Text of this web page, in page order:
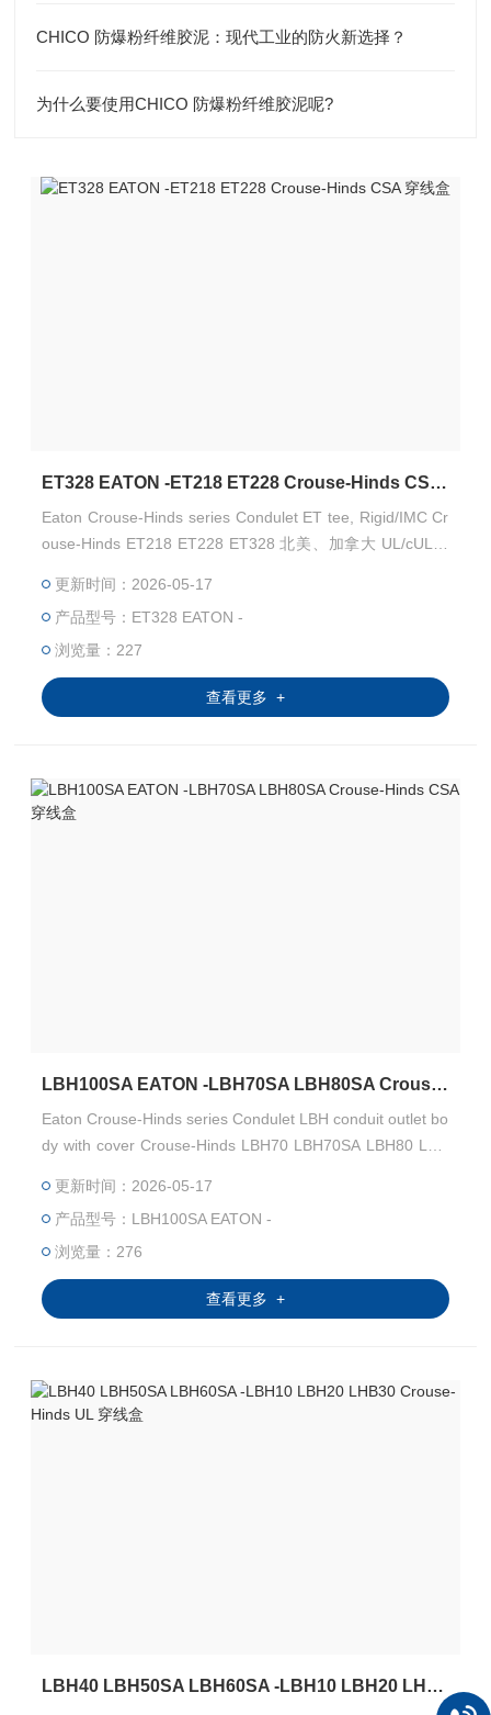
CHICO 防爆粉纤维胶泥：现代工业的防火新选择？
为什么要使用CHICO 防爆粉纤维胶泥呢?
ET328 EATON -ET218 ET228 Crouse-Hinds CSA 穿线盒
Eaton Crouse-Hinds series Condulet ET tee, Rigid/IMC Cr
ouse-Hinds ET218 ET228 ET328 北美、加拿大 UL/cUL/C
更新时间：2026-05-17
产品型号：ET328 EATON -
浏览量：227
查看更多 +
LBH100SA EATON -LBH70SA LBH80SA Crouse-Hinds CSA 穿线盒
Eaton Crouse-Hinds series Condulet LBH conduit outlet bo
dy with cover Crouse-Hinds LBH70 LBH70SA LBH80 LBH
Kunshan Beiyuan Electric Co.,Ltd
更新时间：2026-05-17
产品型号：LBH100SA EATON -
浏览量：276
查看更多 +
LBH40 LBH50SA LBH60SA -LBH10 LBH20 LHB30 Crouse-Hinds UL 穿线盒